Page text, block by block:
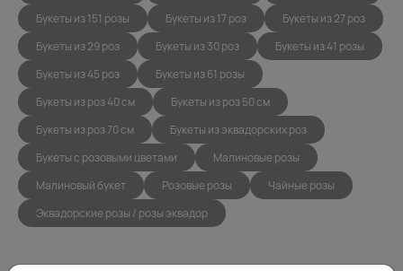
Букеты из 151 розы
Букеты из 17 роз
Букеты из 27 роз
Букеты из 29 роз
Букеты из 30 роз
Букеты из 41 розы
Букеты из 45 роз
Букеты из 61 розы
Букеты из роз 40 см
Букеты из роз 50 см
Букеты из роз 70 см
Букеты из эквадорских роз
Букеты с розовыми цветами
Малиновые розы
Малиновый букет
Розовые розы
Чайные розы
Эквадорские розы / розы эквадор